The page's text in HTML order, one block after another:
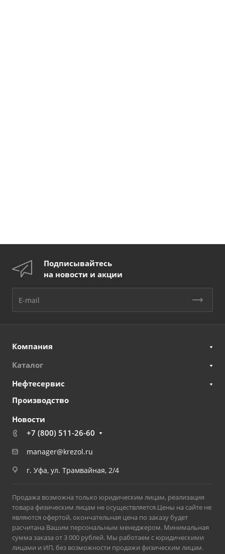
Подписывайтесь
на новости и акции
Компания
Каталог
Нефтесервис
Производство
Новости
+7 (800) 511-26-60
manager@krezol.ru
г. Уфа, ул. Трамвайная, 2/4
Продажа возможна только юридическим лицам, реализация
товара физическим лицам не осуществляется.Цены на сайте не
являются офертой, окончательная цена по заказу будет
расчитана Вашим персональным менеджером. Минимальная
сумма заказа от 3 000 рублей. Мы работаем с юридическими
лицами и ИП, без возможности продажи физическим лицам.